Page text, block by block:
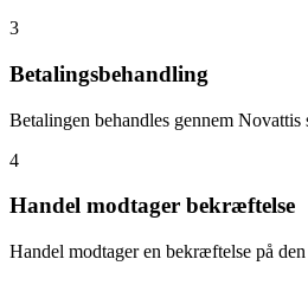
3
Betalingsbehandling
Betalingen behandles gennem Novattis
4
Handel modtager bekræftelse
Handel modtager en bekræftelse på